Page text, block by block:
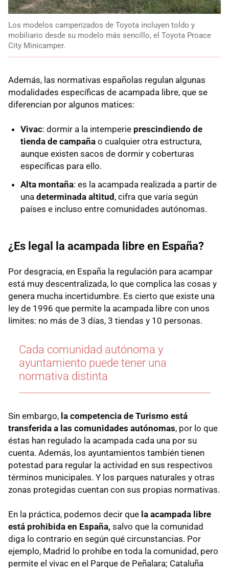
Los modelos camperizados de Toyota incluyen toldo y
mobiliario desde su modelo más sencillo, el Toyota Proace
City Minicamper.
Además, las normativas españolas regulan algunas
modalidades específicas de acampada libre, que se
diferencian por algunos matices:
Vivac: dormir a la intemperie prescindiendo de
tienda de campaña o cualquier otra estructura,
aunque existen sacos de dormir y coberturas
específicas para ello.
Alta montaña: es la acampada realizada a partir de
una determinada altitud, cifra que varía según
países e incluso entre comunidades autónomas.
¿Es legal la acampada libre en España?
Por desgracia, en España la regulación para acampar
está muy descentralizada, lo que complica las cosas y
genera mucha incertidumbre. Es cierto que existe una
ley de 1996 que permite la acampada libre con unos
límites: no más de 3 días, 3 tiendas y 10 personas.
Cada comunidad autónoma y
ayuntamiento puede tener una
normativa distinta
Sin embargo, la competencia de Turismo está
transferida a las comunidades autónomas, por lo que
éstas han regulado la acampada cada una por su
cuenta. Además, los ayuntamientos también tienen
potestad para regular la actividad en sus respectivos
términos municipales. Y los parques naturales y otras
zonas protegidas cuentan con sus propias normativas.
En la práctica, podemos decir que la acampada libre
está prohibida en España, salvo que la comunidad
diga lo contrario en según qué circunstancias. Por
ejemplo, Madrid lo prohíbe en toda la comunidad, pero
permite el vivac en el Parque de Peñalara; Cataluña